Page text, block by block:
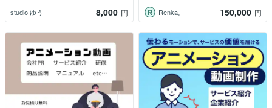
studio ゆう 8,000 円 Renka。 150,000 円